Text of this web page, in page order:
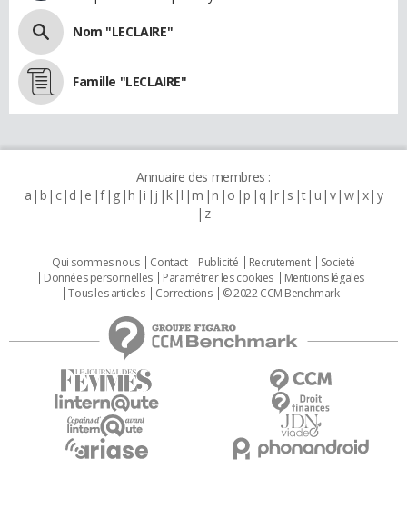
Nom "LECLAIRE"
Famille "LECLAIRE"
Annuaire des membres :
a b c d e f g h i j k l m n o p q r s t u v w x y
z
Qui sommes nous Contact Publicité Recrutement
Societé
Données personnelles
Paramétrer les cookies
Mentions légales
Tous les articles
Corrections © 2022 CCM Benchmark